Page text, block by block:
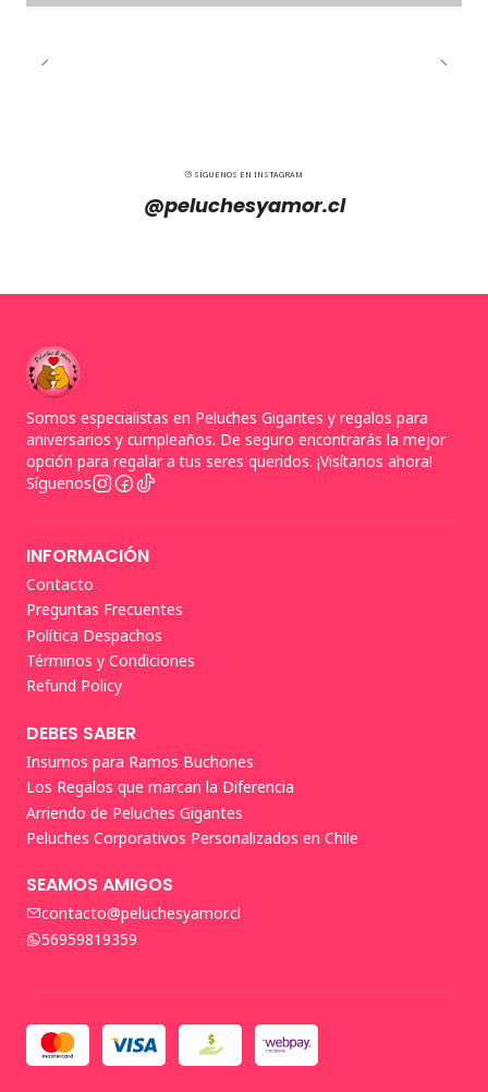
SÍGUENOS EN INSTAGRAM
@peluchesyamor.cl
Somos especialistas en Peluches Gigantes y regalos para
aniversarios y cumpleaños. De seguro encontrarás la mejor
opción para regalar a tus seres queridos. ¡Visítanos ahora!
Síguenos
INFORMACIÓN
Contacto
Preguntas Frecuentes
Política Despachos
Términos y Condiciones
Refund Policy
DEBES SABER
Insumos para Ramos Buchones
Los Regalos que marcan la Diferencia
Arriendo de Peluches Gigantes
Peluches Corporativos Personalizados en Chile
SEAMOS AMIGOS
contacto@peluchesyamor.cl
56959819359